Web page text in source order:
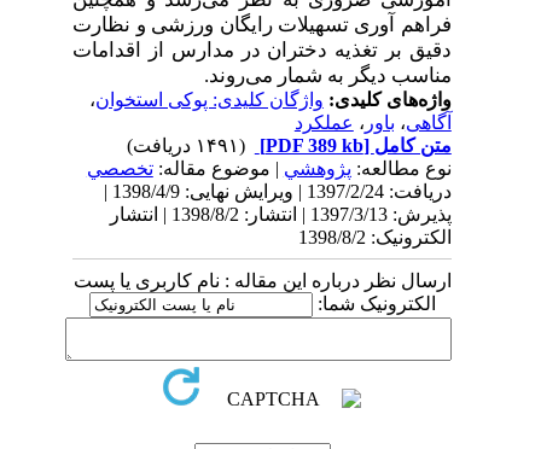
فراهم آوری تسهیلات رایگان ورزشی و نظارت
دقیق بر تغذیه دختران در مدارس از اقدامات
مناسب دیگر به شمار می‌روند.
واژه‌های کلیدی:واژگان کلیدی: پوکی استخوان ،
آگاهی،باور، عملکرد
متن کامل[PDF 389 kb]
نوع مطالعه:پژوهشي| موضوع مقاله:تخصصي
دریافت: 1397/2/24 | ویرایش نهایی: 1398/4/9 |
پذیرش: 1397/3/13 | انتشار: 1398/8/2 | انتشار
الکترونیک: 1398/8/2
ارسال نظر درباره این مقاله : نام کاربری یا پست
الکترونیک شما: